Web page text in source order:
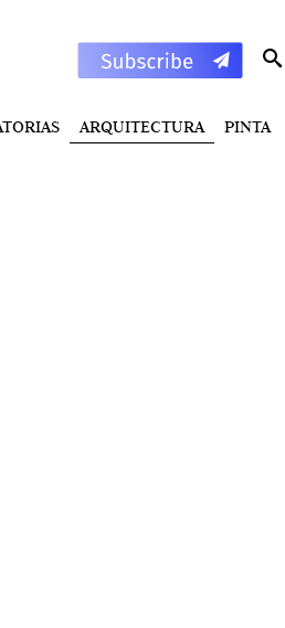
ARQUITECTURA PINTA